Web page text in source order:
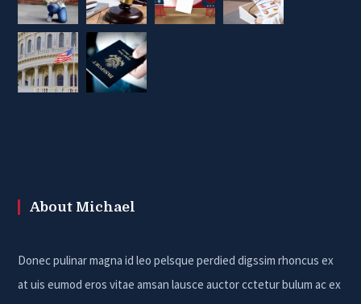
About Michael
Donec pulinar magna id leo pelsque perdied digssim rhoncus ex
at uis eumod eros vitae amsan lausce auctor cctetur bulum ac ex